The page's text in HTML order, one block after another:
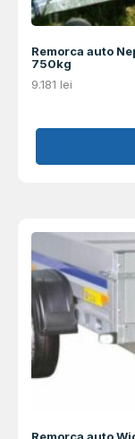
Remorca auto
750kg
9.181 lei
Remorca auto